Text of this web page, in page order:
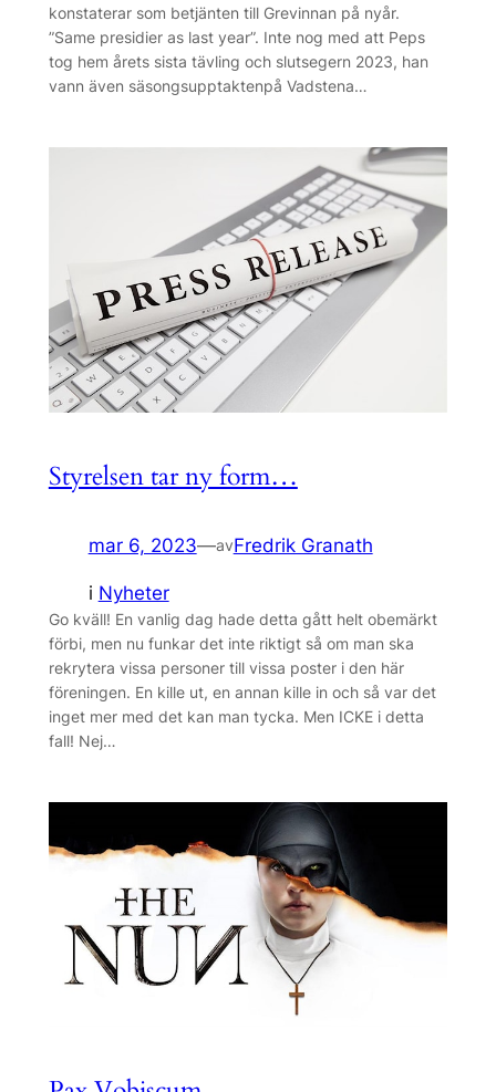
konstaterar som betjänten till Grevinnan på nyår.
”Same presidier as last year”. Inte nog med att Peps
tog hem årets sista tävling och slutsegern 2023, han
vann även säsongsupptaktenpå Vadstena…
Styrelsen tar ny form…
mar 6, 2023—avFredrik Granath
i Nyheter
Go kväll! En vanlig dag hade detta gått helt obemärkt
förbi, men nu funkar det inte riktigt så om man ska
rekrytera vissa personer till vissa poster i den här
föreningen. En kille ut, en annan kille in och så var det
inget mer med det kan man tycka. Men ICKE i detta
fall! Nej…